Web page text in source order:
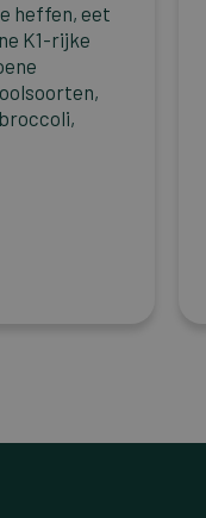
heffen, eet
K1-rijke